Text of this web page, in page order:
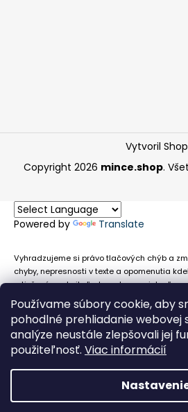
Používame súbory cookie, aby
pohodlné prehliadanie webovej
analýze neustále zlepšovali jej
použiteľnosť. Viac informácií
Vytvoril
Copyright 2026 mince.shop.
Powered by Translate
Vyhradzujeme si právo tlačových chýb a
chyby, nepresnosti v texte a opomenutia
a tiež právo akejkoľvek osobe zamietnuť
chybne uvedený text. Na stránkach sa
nepresnosti a typografické chyby alebo
informáciami zobrazenými na týchto
povinnosť ani zodpovednosť v prípade, že
informácie poskytované na týchto stránkach.